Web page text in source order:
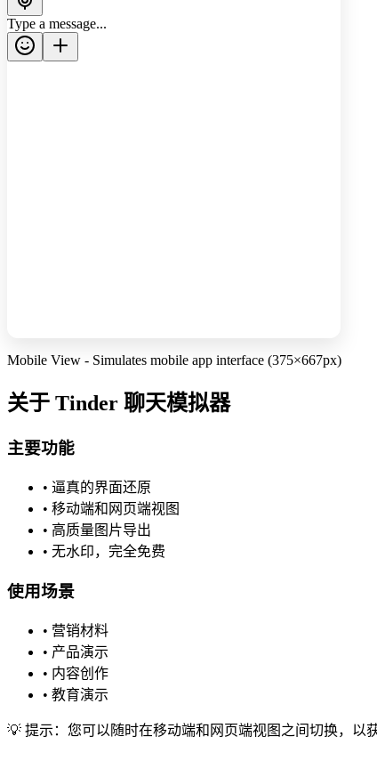
Type a message...
Mobile View - Simulates mobile app interface (375×667px)
关于 Tinder 聊天模拟器
主要功能
• 逼真的界面还原
• 移动端和网页端视图
• 高质量图片导出
• 无水印，完全免费
使用场景
• 营销材料
• 产品演示
• 内容创作
• 教育演示
💡 提示：您可以随时在移动端和网页端视图之间切换，以